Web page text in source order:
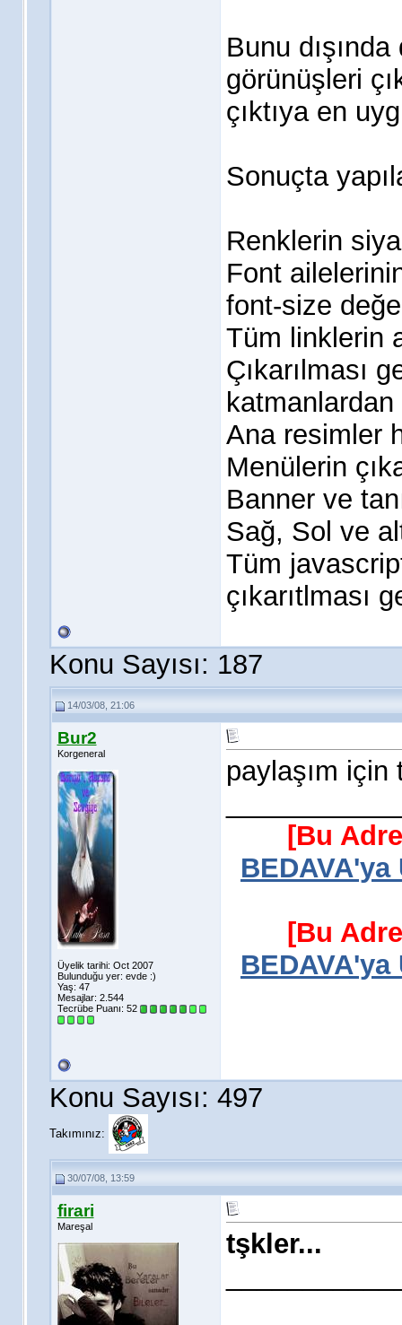
Bunu
görünüşleri
çıktıya en
Sonuçta
Renklerin
Font
font-size
Tüm linklerin
Çıkarılması
katmanlardan
Ana resimler
Menülerin
Banner ve
Sağ, Sol ve
Tüm
çıkarıtlması
Konu Sayısı: 187
14/03/08, 21:06
Bur2
Korgeneral
Üyelik tarihi: Oct 2007
Bulunduğu yer: evde :)
Yaş: 47
Mesajlar: 2.544
Tecrübe Puanı: 52
paylaşım için
[Bu
[Bu
Konu Sayısı: 497
Takımınız:
30/07/08, 13:59
firari
Mareşal
tşkler...